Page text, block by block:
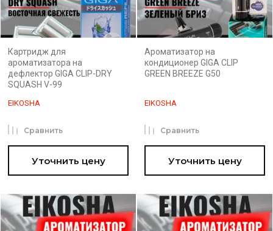
Картридж для
ароматизатора на
дефлектор GIGA CLIP-DRY
SQUASH V-99
EIKOSHA
Уточнить цену
Сравнить
Ароматизатор на
кондиционер GIGA CLIP
GREEN BREEZE G50
EIKOSHA
Уточнить цену
Сравнить